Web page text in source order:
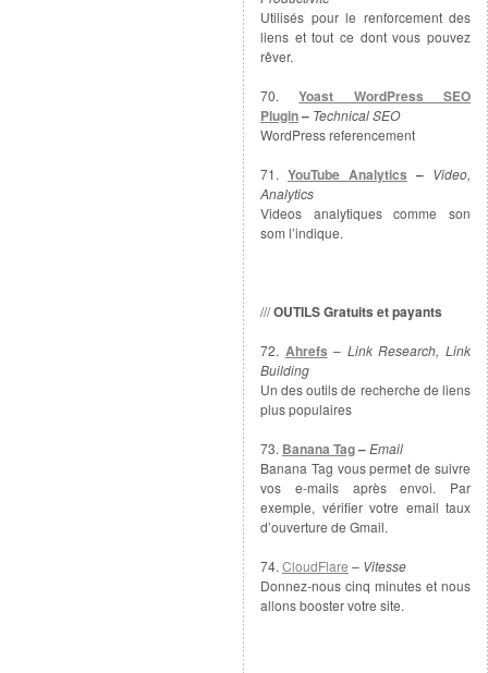
Utilisés pour le renforcement des
liens et tout ce dont vous pouvez
rêver.
70.Yoast WordPress SEO
Plugin– Technical SEO
WordPress referencement
71. YouTube Analytics – Video,
Analytics
Videos analytiques comme son
som l’indique.
///OUTILSGratuits et payants
72. Ahrefs – Link Research, Link
Building
Un des outils de recherche de liens
plus populaires
73. Banana Tag–Email
Banana Tag vous permet de suivre
vos e-mails après envoi. Par
exemple, vérifier votre email taux
d’ouverture de Gmail.
74.CloudFlare – Vitesse
Donnez-nous cinq minutes et nous
allons booster votre site.